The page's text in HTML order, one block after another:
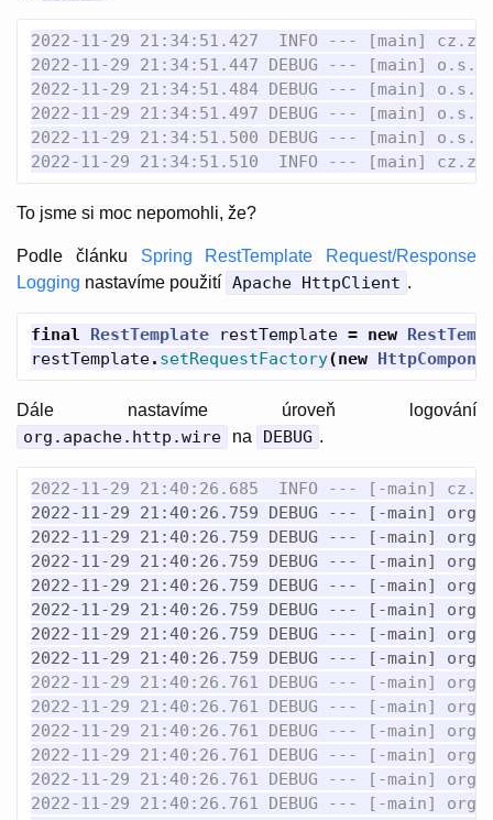
2022-11-29 21:34:51.427  INFO --- [main]
2022-11-29 21:34:51.447 DEBUG --- [main]
2022-11-29 21:34:51.484 DEBUG --- [main]
2022-11-29 21:34:51.497 DEBUG --- [main]
2022-11-29 21:34:51.500 DEBUG --- [main]
To jsme si moc nepomohli, že?
Podle článku Spring RestTemplate Request/Response
Logging nastavíme použití Apache HttpClient .
final RestTemplate restTemplate = new
restTemplate. setRequestFactory(new
Dále nastavíme úroveň logování
org.apache.http.wire na DEBUG .
2022-11-29 21:40:26.759 DEBUG --- [-main]
2022-11-29 21:40:26.759 DEBUG --- [-main]
2022-11-29 21:40:26.759 DEBUG --- [-main]
2022-11-29 21:40:26.759 DEBUG --- [-main]
2022-11-29 21:40:26.759 DEBUG --- [-main]
2022-11-29 21:40:26.759 DEBUG --- [-main]
2022-11-29 21:40:26.759 DEBUG --- [-main]
2022-11-29 21:40:26.761 DEBUG --- [-main]
2022-11-29 21:40:26.761 DEBUG --- [-
2022-11-29 21:40:26.761 DEBUG --- [-main]
2022-11-29 21:40:26.761 DEBUG --- [-main]
2022-11-29 21:40:26.761 DEBUG --- [-
2022-11-29 21:40:26.761 DEBUG --- [-